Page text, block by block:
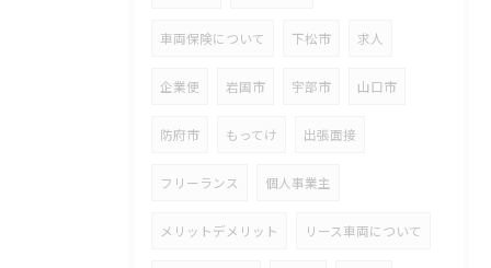
車両保険について 下松市 求人
企業便 岩国市 宇部市 山口市
防府市 もってけ 出張面接
フリーランス 個人事業主
メリットデメリット リース車両について